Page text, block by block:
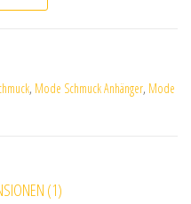
, Mode Schmuck Anhänger, Mode
(1)